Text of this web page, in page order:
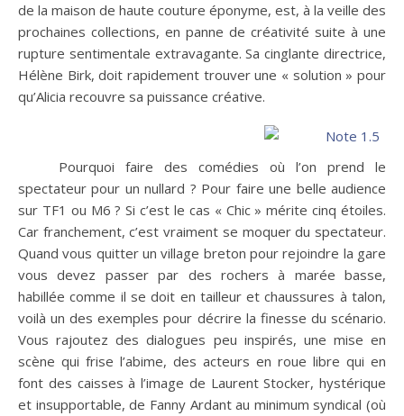
de la maison de haute couture éponyme, est, à la veille des
prochaines collections, en panne de créativité suite à une
rupture sentimentale extravagante. Sa cinglante directrice,
Hélène Birk, doit rapidement trouver une « solution » pour
qu’Alicia recouvre sa puissance créative.
Pourquoi faire des comédies où l’on prend le
spectateur pour un nullard ? Pour faire une belle audience
sur TF1 ou M6 ? Si c’est le cas « Chic » mérite cinq étoiles.
Car franchement, c’est vraiment se moquer du spectateur.
Quand vous quitter un village breton pour rejoindre la gare
vous devez passer par des rochers à marée basse,
habillée comme il se doit en tailleur et chaussures à talon,
voilà un des exemples pour décrire la finesse du scénario.
Vous rajoutez des dialogues peu inspirés, une mise en
scène qui frise l’abime, des acteurs en roue libre qui en
font des caisses à l’image de Laurent Stocker, hystérique
et insupportable, de Fanny Ardant au minimum syndical (où